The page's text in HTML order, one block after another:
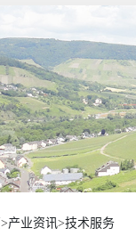
>产业资讯>技术服务